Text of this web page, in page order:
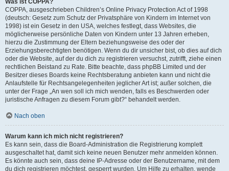
Was ist COPPA?
COPPA, ausgeschrieben Children’s Online Privacy Protection Act of 1998
(deutsch: Gesetz zum Schutz der Privatsphäre von Kindern im Internet von
1998) ist ein Gesetz in den USA, welches festlegt, dass Websites, die
möglicherweise persönliche Daten von Kindern unter 13 Jahren erheben,
hierzu die Zustimmung der Eltern beziehungsweise des oder der
Erziehungsberechtigten benötigen. Wenn du dir unsicher bist, ob dies auf dich
oder die Website, auf der du dich zu registrieren versuchst, zutrifft, ziehe einen
rechtlichen Beistand zu Rate. Bitte beachte, dass phpBB Limited und der
Besitzer dieses Boards keine Rechtsberatung anbieten kann und nicht die
Anlaufstelle für Rechtsangelegenheiten jeglicher Art ist; außer solchen, die
unter der Frage „An wen soll ich mich wenden, falls es Beschwerden oder
juristische Anfragen zu diesem Forum gibt?“ behandelt werden.
Nach oben
Warum kann ich mich nicht registrieren?
Es kann sein, dass die Board-Administration die Registrierung komplett
ausgeschaltet hat, damit sich keine neuen Benutzer mehr anmelden können.
Es könnte auch sein, dass deine IP-Adresse oder der Benutzername, mit dem
du dich registrieren möchtest, gesperrt wurden. Um Hilfe zu erhalten, wende